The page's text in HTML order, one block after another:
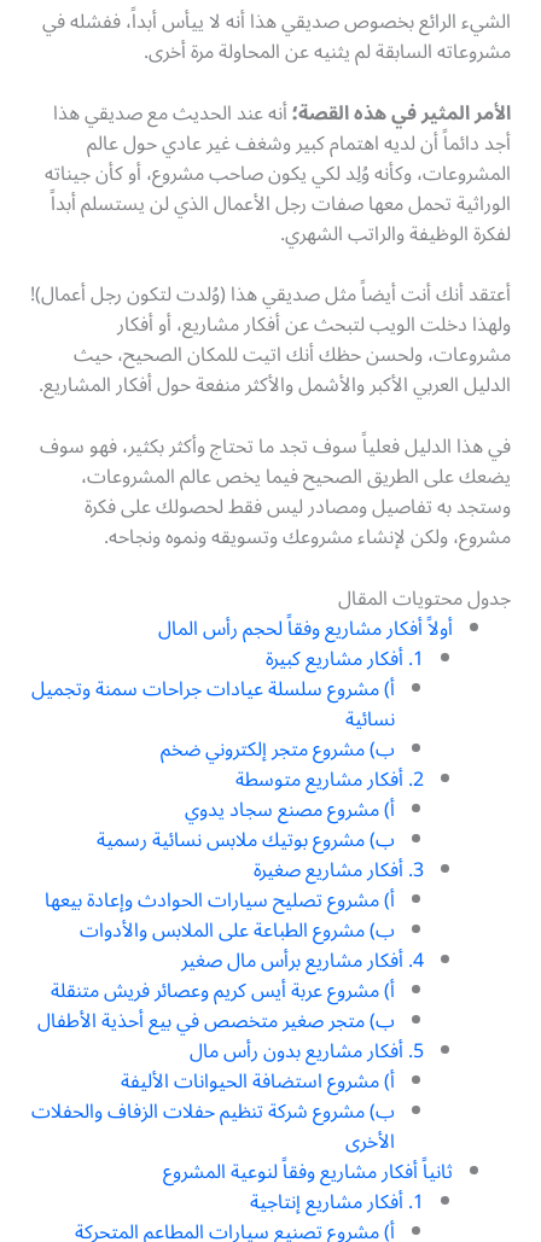
الشيء الرائع بخصوص صديقي هذا أنه لا ييأس أبداً، ففشله في
مشروعاته السابقة لم يثنيه عن المحاولة مرة أخرى.
الأمر المثير في هذه القصة؛أنه عند الحديث مع صديقي هذا
أجد دائماً أن لديه اهتمام كبير وشغف غير عادي حول عالم
المشروعات، وكأنه وُلِد لكي يكون صاحب مشروع، أو كأن جيناته
الوراثية تحمل معها صفات رجل الأعمال الذي لن يستسلم أبداً
لفكرة الوظيفة والراتب الشهري.
أعتقد أنك أنت أيضاً مثل صديقي هذا (وُلدت لتكون رجل أعمال)!
ولهذا دخلت الويب لتبحث عن أفكار مشاريع، أو أفكار
مشروعات، ولحسن حظك أنك اتيت للمكان الصحيح، حيث
الدليل العربي الأكبر والأشمل والأكثر منفعة حول أفكار المشاريع.
في هذا الدليل فعلياً سوف تجد ما تحتاج وأكثر بكثير، فهو سوف
يضعك على الطريق الصحيح فيما يخص عالم المشروعات،
وستجد به تفاصيل ومصادر ليس فقط لحصولك على فكرة
مشروع، ولكن لإنشاء مشروعك وتسويقه ونموه ونجاحه.
جدول محتويات المقال
أولاً أفكار مشاريع وفقاً لحجم رأس المال
1. أفكار مشاريع كبيرة
أ) مشروع سلسلة عيادات جراحات سمنة وتجميل
نسائية
ب) مشروع متجر إلكتروني ضخم
2. أفكار مشاريع متوسطة
أ) مشروع مصنع سجاد يدوي
ب) مشروع بوتيك ملابس نسائية رسمية
3. أفكار مشاريع صغيرة
أ) مشروع تصليح سيارات الحوادث وإعادة بيعها
ب) مشروع الطباعة على الملابس والأدوات
4. أفكار مشاريع برأس مال صغير
أ) مشروع عربة أيس كريم وعصائر فريش متنقلة
ب) متجر صغير متخصص في بيع أحذية الأطفال
5. أفكار مشاريع بدون رأس مال
أ) مشروع استضافة الحيوانات الأليفة
ب) مشروع شركة تنظيم حفلات الزفاف والحفلات
الأخرى
ثانياً أفكار مشاريع وفقاً لنوعية المشروع
1. أفكار مشاريع إنتاجية
أ) مشروع تصنيع سيارات المطاعم المتحركة